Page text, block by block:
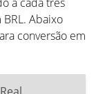
Abaixo
conversão em